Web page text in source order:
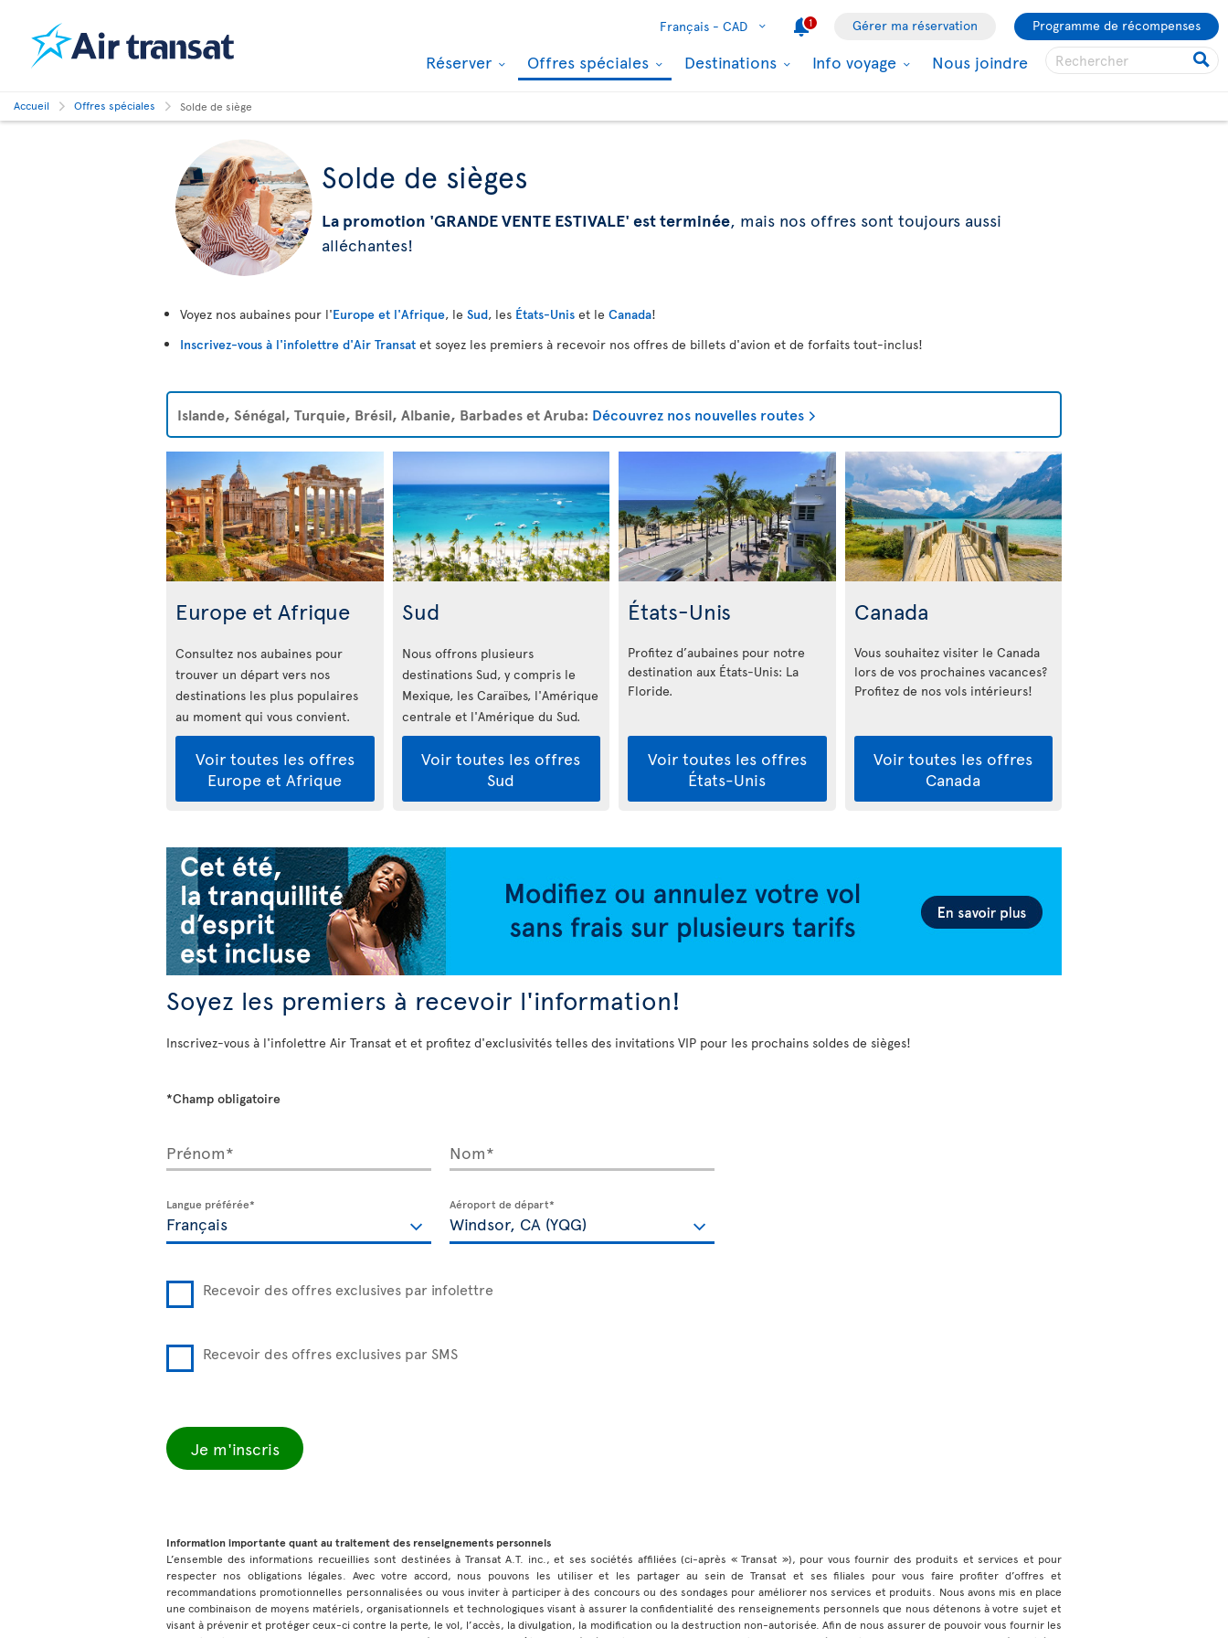
Français - CAD 1 Gérer ma réservation Programme de récompenses
Réserver Offres spéciales Destinations Info voyage Nous joindre
Accueil Offres spéciales Solde de siège
Solde de sièges
La promotion 'GRANDE VENTE ESTIVALE' est terminée, mais nos offres sont toujours aussi
alléchantes!
Voyez nos aubaines pour l'Europe et l'Afrique, le Sud, les États-Unis et le Canada!
Inscrivez-vous à l'infolettre d'Air Transat et soyez les premiers à recevoir nos offres de billets d'avion et de forfaits tout-inclus!
Islande, Sénégal, Turquie, Brésil, Albanie, Barbades et Aruba: Découvrez nos nouvelles routes
Europe et Afrique
Consultez nos aubaines pour
trouver un départ vers nos
destinations les plus populaires
au moment qui vous convient.
Voir toutes les offres
Europe et Afrique
Sud
Nous offrons plusieurs
destinations Sud, y compris le
Mexique, les Caraïbes, l'Amérique
centrale et l'Amérique du Sud.
Voir toutes les offres
Sud
États-Unis
Profitez d’aubaines pour notre
destination aux États-Unis: La
Floride.
Voir toutes les offres
États-Unis
Canada
Vous souhaitez visiter le Canada
lors de vos prochaines vacances?
Profitez de nos vols intérieurs!
Voir toutes les offres
Canada
Soyez les premiers à recevoir l'information!
Inscrivez-vous à l'infolettre Air Transat et et profitez d'exclusivités telles des invitations VIP pour les prochains soldes de sièges!
*Champ obligatoire
Prénom* Nom*
Langue préférée* Aéroport de départ*
Recevoir des offres exclusives par infolettre
Recevoir des offres exclusives par SMS
Je m'inscris
Information importante quant au traitement des renseignements personnels
L’ensemble des informations recueillies sont destinées à Transat A.T. inc., et ses sociétés affiliées (ci-après « Transat »), pour vous fournir des produits et services et pour
respecter nos obligations légales. Avec votre accord, nous pouvons les utiliser et les partager au sein de Transat et ses filiales pour vous faire profiter d’offres et
recommandations promotionnelles personnalisées ou vous inviter à participer à des concours ou des sondages pour améliorer nos services et produits. Nous avons mis en place
une combinaison de moyens matériels, organisationnels et technologiques visant à assurer la confidentialité des renseignements personnels que nous détenons à votre sujet et
visant à prévenir et protéger ceux-ci contre la perte, le vol, l’accès, la divulgation, la modification ou la destruction non-autorisée. Afin de nous assurer de pouvoir vous fournir les